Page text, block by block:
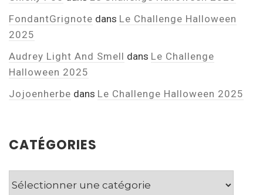
FondantGrignote dans Le Challenge Halloween
2025
Audrey Light And Smell dans Le Challenge
Halloween 2025
Jojoenherbe dans Le Challenge Halloween 2025
CATÉGORIES